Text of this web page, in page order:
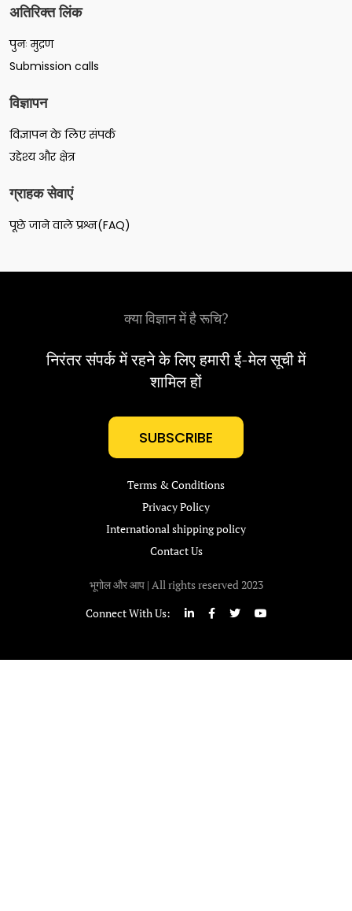
अतिरिक्त लिंक
पुनः मुद्रण
Submission calls
विज्ञापन
विज्ञापन के लिए संपर्क
उद्देश्य और क्षेत्र
ग्राहक सेवाएं
पूछे जाने वाले प्रश्न(FAQ)
क्या विज्ञान में है रूचि?
निरंतर संपर्क में रहने के लिए हमारी ई-मेल सूची में
शामिल हों
SUBSCRIBE
Terms & Conditions
Privacy Policy
International shipping policy
Contact Us
भूगोल और आप | All rights reserved 2023
Connect With Us: